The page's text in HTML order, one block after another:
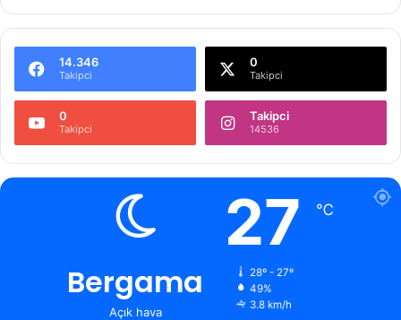
14.346
Takipci
0
Takipci
0
Takipci
Takipci
14536
Bergama
Açık hava
27 ℃
28º - 27º
49%
3.8 km/h